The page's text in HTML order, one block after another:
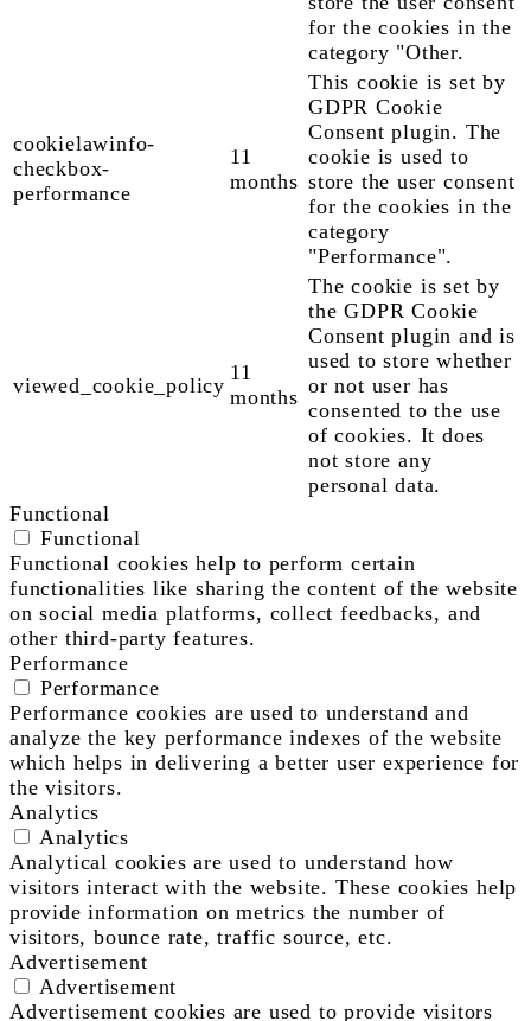
for the cookies in the
category "Other.
cookielawinfo-
checkbox-
performance
11
months
This cookie is set by
GDPR Cookie
Consent plugin. The
cookie is used to
store the user consent
for the cookies in the
category
"Performance".
viewed_cookie_policy
11
months
The cookie is set by
the GDPR Cookie
Consent plugin and is
used to store whether
or not user has
consented to the use
of cookies. It does
not store any
personal data.
Functional
Functional
Functional cookies help to perform certain
functionalities like sharing the content of the website
on social media platforms, collect feedbacks, and
other third-party features.
Performance
Performance
Performance cookies are used to understand and
analyze the key performance indexes of the website
which helps in delivering a better user experience for
the visitors.
Analytics
Analytics
Analytical cookies are used to understand how
visitors interact with the website. These cookies help
provide information on metrics the number of
visitors, bounce rate, traffic source, etc.
Advertisement
Advertisement
Advertisement cookies are used to provide visitors